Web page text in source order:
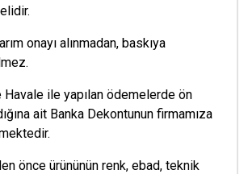
onayı alınmadan, baskıya
ile yapılan ödemelerde ön
ait Banka Dekontunun firmamıza
önce ürününün renk, ebad, teknik